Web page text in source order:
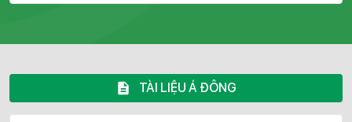
TÀI LIỆU Á ĐÔNG